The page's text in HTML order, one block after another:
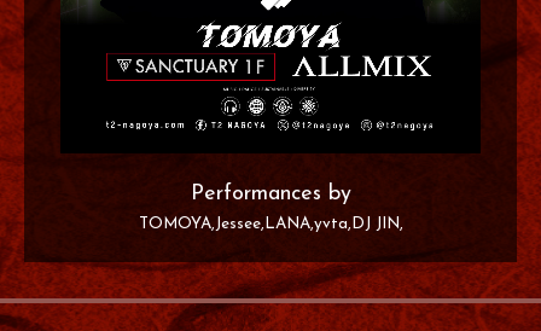
Performances by
TOMOYA Jessee LANA yvta DJ JIN